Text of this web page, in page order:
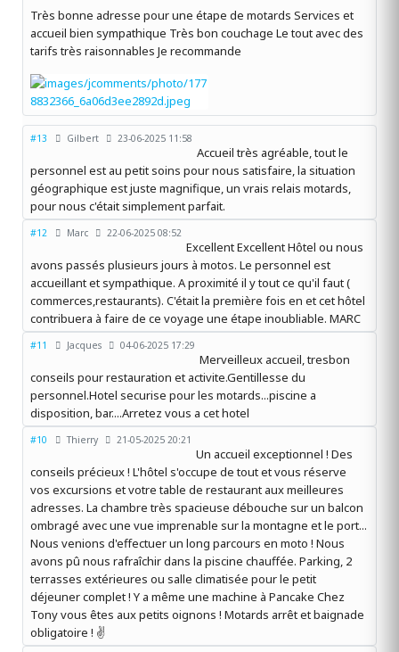
Très bonne adresse pour une étape de motards Services et
accueil bien sympathique Très bon couchage Le tout avec des
tarifs très raisonnables Je recommande
#13 Gilbert 23-06-2025 11:58
Accueil très agréable, tout le
personnel est au petit soins pour nous satisfaire, la situation
géographique est juste magnifique, un vrais relais motards,
pour nous c'était simplement parfait.
#12 Marc 22-06-2025 08:52
Excellent Excellent Hôtel ou nous
avons passés plusieurs jours à motos. Le personnel est
accueillant et sympathique. A proximité il y tout ce qu'il faut (
commerces,restaurants). C'était la première fois en et cet hôtel
contribuera à faire de ce voyage une étape inoubliable. MARC
#11 Jacques 04-06-2025 17:29
Merveilleux accueil, tresbon
conseils pour restauration et activite.Gentillesse du
personnel.Hotel securise pour les motards...piscine a
disposition, bar....Arretez vous a cet hotel
#10 Thierry 21-05-2025 20:21
Un accueil exceptionnel ! Des
conseils précieux ! L'hôtel s'occupe de tout et vous réserve
vos excursions et votre table de restaurant aux meilleures
adresses. La chambre très spacieuse débouche sur un balcon
ombragé avec une vue imprenable sur la montagne et le port...
Nous venions d'effectuer un long parcours en moto ! Nous
avons pû nous rafraîchir dans la piscine chauffée. Parking, 2
terrasses extérieures ou salle climatisée pour le petit
déjeuner complet ! Y a même une machine à Pancake Chez
Tony vous êtes aux petits oignons ! Motards arrêt et baignade
obligatoire ! ️✌️